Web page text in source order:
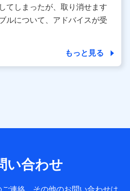
る情報。例として、当社又は株式
る各種サービスのご契約状態・ご利
時の行動に関する情報、アプリケ
する情報、購入されたサービスや
コモが提供する保険関連サービスに
含まれます。
て、保険契約者及び被保険者の氏
てしまったが、取り消せます
ルについて、アドバイスが受
もっと見る
い合わせ
連絡、その他のお問い合わせは